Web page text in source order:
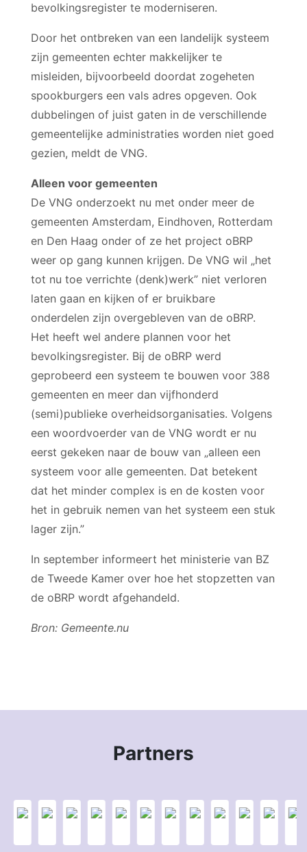
bevolkingsregister te moderniseren.
Door het ontbreken van een landelijk systeem
zijn gemeenten echter makkelijker te
misleiden, bijvoorbeeld doordat zogeheten
spookburgers een vals adres opgeven. Ook
dubbelingen of juist gaten in de verschillende
gemeentelijke administraties worden niet goed
gezien, meldt de VNG.
Alleen voor gemeenten
De VNG onderzoekt nu met onder meer de
gemeenten Amsterdam, Eindhoven, Rotterdam
en Den Haag onder of ze het project oBRP
weer op gang kunnen krijgen. De VNG wil „het
tot nu toe verrichte (denk)werk” niet verloren
laten gaan en kijken of er bruikbare
onderdelen zijn overgebleven van de oBRP.
Het heeft wel andere plannen voor het
bevolkingsregister. Bij de oBRP werd
geprobeerd een systeem te bouwen voor 388
gemeenten en meer dan vijfhonderd
(semi)publieke overheidsorganisaties. Volgens
een woordvoerder van de VNG wordt er nu
eerst gekeken naar de bouw van „alleen een
systeem voor alle gemeenten. Dat betekent
dat het minder complex is en de kosten voor
het in gebruik nemen van het systeem een stuk
lager zijn.”
In september informeert het ministerie van BZ
de Tweede Kamer over hoe het stopzetten van
de oBRP wordt afgehandeld.
Bron: Gemeente.nu
Partners